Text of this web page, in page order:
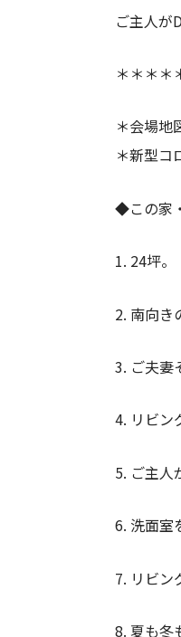
ご主人が
＊＊＊＊
＊会場地
＊新型コ
◆この家
1. 24坪
2. 南向き
3. ご夫妻
4. リビン
5. ご主人
6. 洗面室
7. リビン
8. 夏も冬